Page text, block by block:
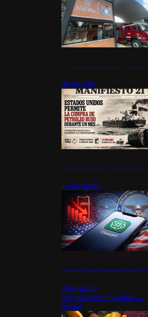
28 de julio
13 de marzo
4 de marzo
Ver más sobreEstados →
Social